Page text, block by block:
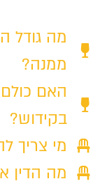
מה גודל
ממנה?
האם
בקידוש?
מי צריך
מה הדין